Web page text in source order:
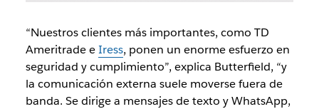
“Nuestros clientes más importantes, como TD
Ameritrade eIress, ponen un enorme esfuerzo en
seguridad y cumplimiento”, explica Butterfield, “y
la comunicación externa suele moverse fuera de
banda. Se dirige a mensajes de texto y WhatsApp,